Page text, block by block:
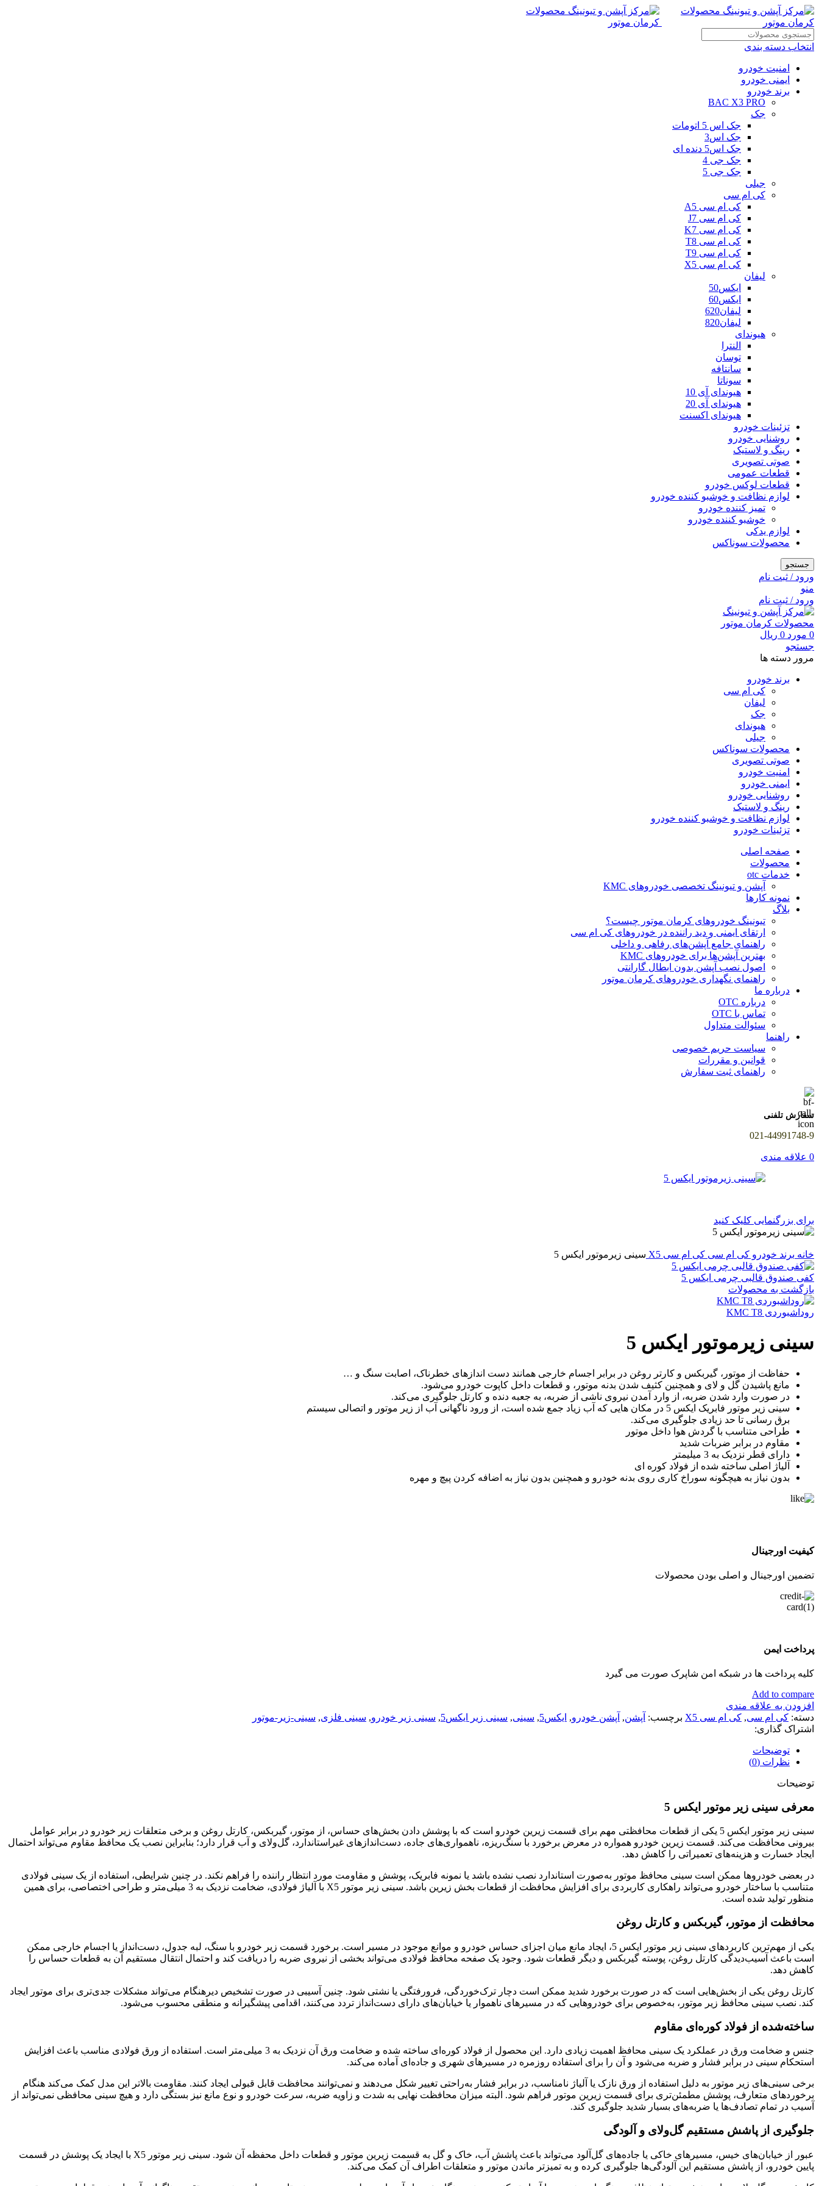
انتخاب دسته بندی
امنیت خودرو
ایمنی خودرو
برند خودرو
BAC X3 PRO
جک
جک اس 5 اتومات
جک اس3
جک اس5 دنده ای
جک جی 4
جک جی 5
جیلی
کی ام سی
کی ام سی A5
کی ام سی J7
کی ام سی K7
کی ام سی T8
کی ام سی T9
کی ام سی X5
لیفان
ایکس50
ایکس60
لیفان620
لیفان820
هیوندای
النترا
توسان
سانتافه
سوناتا
هیوندای آی 10
هیوندای آی 20
هیوندای اکسنت
تزئینات خودرو
روشنایی خودرو
رینگ و لاستیک
صوتی تصویری
قطعات عمومی
قطعات لوکس خودرو
لوازم نظافت و خوشبو کننده خودرو
تمیز کننده خودرو
خوشبو کننده خودرو
لوازم یدکی
محصولات سوناکس
جستجو
ورود / ثبت نام
منو
ورود / ثبت نام
0 مورد 0 ریال
جستجو
مرور دسته ها
برند خودرو
کی ام سی
لیفان
جک
هیوندای
جیلی
محصولات سوناکس
صوتی تصویری
امنیت خودرو
ایمنی خودرو
روشنایی خودرو
رینگ و لاستیک
لوازم نظافت و خوشبو کننده خودرو
تزئینات خودرو
صفحه اصلی
محصولات
خدمات otc
آپشن و تیونینگ تخصصی خودروهای KMC
نمونه کارها
بلاگ
تیونینگ خودروهای کرمان موتور چیست؟
ارتقای ایمنی و دید راننده در خودروهای کی ام سی
راهنمای جامع آپشن‌های رفاهی و داخلی
بهترین آپشن‌ها برای خودروهای KMC
اصول نصب آپشن بدون ابطال گارانتی
راهنمای نگهداری خودروهای کرمان موتور
درباره ما
درباره OTC
تماس با OTC
سئوالت متداول
راهنما
سیاست حریم خصوصی
قوانین و مقررات
راهنمای ثبت سفارش
سفارش تلفنی
021-44991748-9
0 علاقه مندی
برای بزرگنمایی کلیک کنید
خانه برند خودرو کی ام سی کی ام سی X5 سینی زیرموتور ایکس 5
کفی صندوق قالبی چرمی ایکس 5
بازگشت به محصولات
روداشبوردی KMC T8
سینی زیرموتور ایکس 5
حفاظت از موتور، گیربکس و کارتر روغن در برابر اجسام خارجی همانند دست اندازهای خطرناک، اصابت سنگ و …
مانع پاشیدن گل و لای و همچنین کثیف شدن بدنه موتور، و قطعات داخل کاپوت خودرو می‌شود.
در صورت وارد شدن ضربه، از وارد آمدن نیروی ناشی از ضربه، به جعبه دنده و کارتل جلوگیری می‌کند.
سینی زیر موتور فابریک ایکس 5 در مکان هایی که آب زیاد جمع شده است، از ورود ناگهانی آب از زیر موتور و اتصالی سیستم
برق رسانی تا حد زیادی جلوگیری می‌کند.
طراحی متناسب با گردش هوا داخل موتور
مقاوم در برابر ضربات شدید
دارای قطر نزدیک به 3 میلیمتر
آلیاژ اصلی ساخته شده از فولاد کوره ای
بدون نیاز به هیچگونه سوراخ کاری روی بدنه خودرو و همچنین بدون نیاز به اضافه کردن پیچ و مهره
کیفیت اورجینال
تضمین اورجینال و اصلی بودن محصولات
پرداخت ایمن
کلیه پرداخت ها در شبکه امن شاپرک صورت می گیرد
Add to compare
افزودن به علاقه مندی
دسته: کی ام سی, کی ام سی X5 برچسب: آپشن, آپشن خودرو, ایکس5 , سینی, سینی زیر ایکس5 , سینی زیر خودرو, سینی فلزی, سینی-زیر-موتور
اشتراک گذاری:
توضیحات
نظرات (0)
توضیحات
معرفی سینی زیر موتور ایکس 5
سینی زیر موتور ایکس 5 یکی از قطعات محافظتی مهم برای قسمت زیرین خودرو است که با پوشش دادن بخش‌های حساس، از موتور، گیربکس، کارتل روغن و برخی متعلقات زیر خودرو در برابر عوامل
بیرونی محافظت می‌کند. قسمت زیرین خودرو همواره در معرض برخورد با سنگ‌ریزه، ناهمواری‌های جاده، دست‌اندازهای غیراستاندارد، گل‌ولای و آب قرار دارد؛ بنابراین نصب یک محافظ مقاوم می‌تواند احتمال
ایجاد خسارت و هزینه‌های تعمیراتی را کاهش دهد.
در بعضی خودروها ممکن است سینی محافظ موتور به‌صورت استاندارد نصب نشده باشد یا نمونه فابریک، پوشش و مقاومت مورد انتظار راننده را فراهم نکند. در چنین شرایطی، استفاده از یک سینی فولادی
متناسب با ساختار خودرو می‌تواند راهکاری کاربردی برای افزایش محافظت از قطعات بخش زیرین باشد. سینی زیر موتور X5 با آلیاژ فولادی، ضخامت نزدیک به 3 میلی‌متر و طراحی اختصاصی، برای همین
منظور تولید شده است.
محافظت از موتور، گیربکس و کارتل روغن
یکی از مهم‌ترین کاربردهای سینی زیر موتور ایکس 5، ایجاد مانع میان اجزای حساس خودرو و موانع موجود در مسیر است. برخورد قسمت زیر خودرو با سنگ، لبه جدول، دست‌انداز یا اجسام خارجی ممکن
است باعث آسیب‌دیدگی کارتل روغن، پوسته گیربکس و دیگر قطعات شود. وجود یک صفحه محافظ فولادی می‌تواند بخشی از نیروی ضربه را دریافت کند و احتمال انتقال مستقیم آن به قطعات حساس را
کاهش دهد.
کارتل روغن یکی از بخش‌هایی است که در صورت برخورد شدید ممکن است دچار ترک‌خوردگی، فرورفتگی یا نشتی شود. چنین آسیبی در صورت تشخیص دیرهنگام می‌تواند مشکلات جدی‌تری برای موتور ایجاد
کند. نصب سینی محافظ زیر موتور، به‌خصوص برای خودروهایی که در مسیرهای ناهموار یا خیابان‌های دارای دست‌انداز تردد می‌کنند، اقدامی پیشگیرانه و منطقی محسوب می‌شود.
ساخته‌شده از فولاد کوره‌ای مقاوم
جنس و ضخامت ورق در عملکرد یک سینی محافظ اهمیت زیادی دارد. این محصول از فولاد کوره‌ای ساخته شده و ضخامت ورق آن نزدیک به 3 میلی‌متر است. استفاده از ورق فولادی مناسب باعث افزایش
استحکام سینی در برابر فشار و ضربه می‌شود و آن را برای استفاده روزمره در مسیرهای شهری و جاده‌ای آماده می‌کند.
برخی سینی‌های زیر موتور به دلیل استفاده از ورق نازک یا آلیاژ نامناسب، در برابر فشار به‌راحتی تغییر شکل می‌دهند و نمی‌توانند محافظت قابل قبولی ایجاد کنند. مقاومت بالاتر این مدل کمک می‌کند هنگام
برخوردهای متعارف، پوشش مطمئن‌تری برای قسمت زیرین موتور فراهم شود. البته میزان محافظت نهایی به شدت و زاویه ضربه، سرعت خودرو و نوع مانع نیز بستگی دارد و هیچ سینی محافظی نمی‌تواند از
آسیب در تمام تصادف‌ها یا ضربه‌های بسیار شدید جلوگیری کند.
جلوگیری از پاشش مستقیم گل‌ولای و آلودگی
عبور از خیابان‌های خیس، مسیرهای خاکی یا جاده‌های گل‌آلود می‌تواند باعث پاشش آب، خاک و گل به قسمت زیرین موتور و قطعات داخل محفظه آن شود. سینی زیر موتور X5 با ایجاد یک پوشش در قسمت
پایین خودرو، از پاشش مستقیم این آلودگی‌ها جلوگیری کرده و به تمیزتر ماندن موتور و متعلقات اطراف آن کمک می‌کند.